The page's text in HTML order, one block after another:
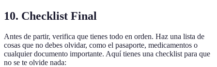
10. Checklist Final
Antes de partir, verifica que tienes todo en orden. Haz una lista de
cosas que no debes olvidar, como el pasaporte, medicamentos o
cualquier documento importante. Aquí tienes una checklist para que
no se te olvide nada: